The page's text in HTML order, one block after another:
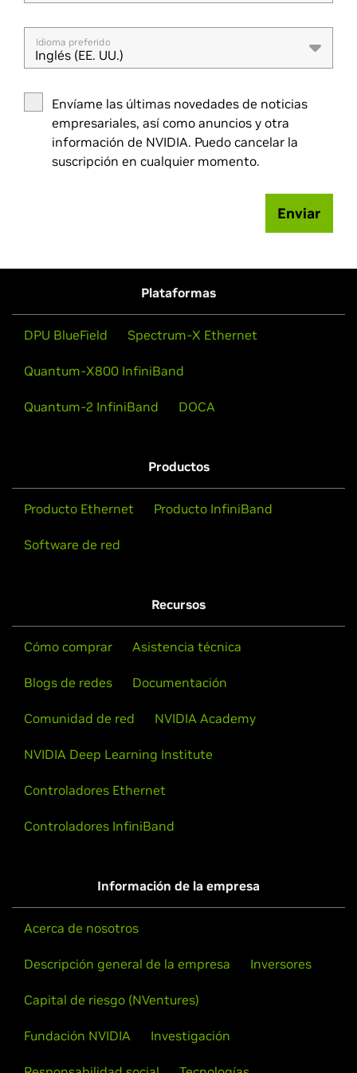
Idioma preferido
Inglés (EE. UU.)
Envíame las últimas novedades de noticias
empresariales, así como anuncios y otra
información de NVIDIA. Puedo cancelar la
suscripción en cualquier momento.
Enviar
Plataformas
DPU BlueField Spectrum-X Ethernet
Quantum-X800 InfiniBand
Quantum-2 InfiniBand DOCA
Productos
Producto Ethernet Producto InfiniBand
Software de red
Recursos
Cómo comprar Asistencia técnica
Blogs de redes Documentación
Comunidad de red NVIDIA Academy
NVIDIA Deep Learning Institute
Controladores Ethernet
Controladores InfiniBand
Información de la empresa
Acerca de nosotros
Descripción general de la empresa Inversores
Capital de riesgo (NVentures)
Fundación NVIDIA Investigación